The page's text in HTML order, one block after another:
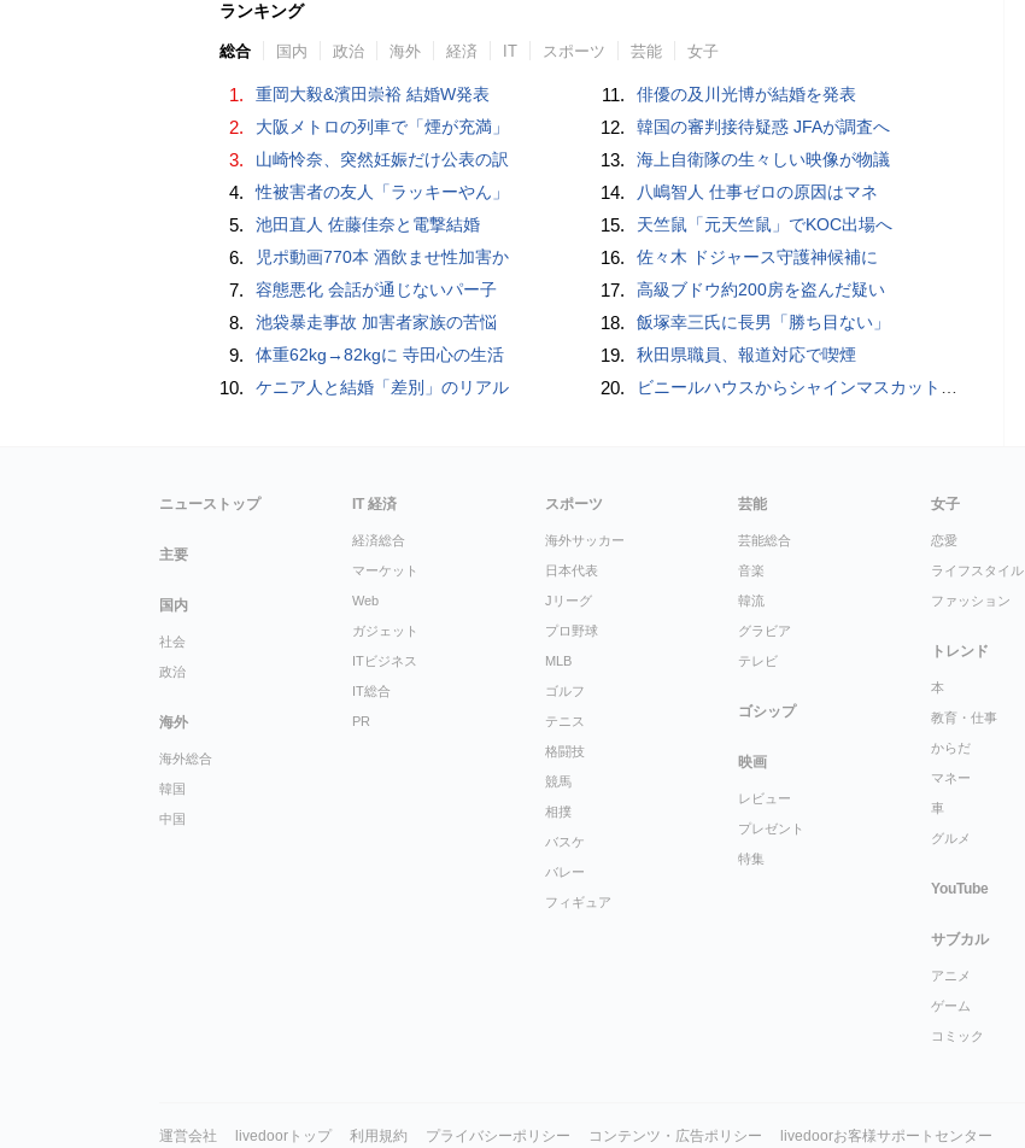
ランキング
総合 国内 政治 海外 経済 IT スポーツ 芸能 女子
1. 重岡大毅&濱田崇裕 結婚W発表
2. 大阪メトロの列車で「煙が充満」
3. 山崎怜奈、突然妊娠だけ公表の訳
4. 性被害者の友人「ラッキーやん」
5. 池田直人 佐藤佳奈と電撃結婚
6. 児ポ動画770本 酒飲ませ性加害か
7. 容態悪化 会話が通じないパー子
8. 池袋暴走事故 加害者家族の苦悩
9. 体重62kg→82kgに 寺田心の生活
10. ケニア人と結婚「差別」のリアル
11. 俳優の及川光博が結婚を発表
12. 韓国の審判接待疑惑 JFAが調査へ
13. 海上自衛隊の生々しい映像が物議
14. 八嶋智人 仕事ゼロの原因はマネ
15. 天竺鼠「元天竺鼠」でKOC出場へ
16. 佐々木 ドジャース守護神候補に
17. 高級ブドウ約200房を盗んだ疑い
18. 飯塚幸三氏に長男「勝ち目ない」
19. 秋田県職員、報道対応で喫煙
20. ビニールハウスからシャインマスカット約200房を盗んだ疑い ネットで販売か 無職の男（42）逮捕 岡山県警
ニューストップ
主要
国内
社会
政治
海外
海外総合
韓国
中国
IT 経済
経済総合
マーケット
Web
ガジェット
ITビジネス
IT総合
PR
スポーツ
海外サッカー
日本代表
Jリーグ
プロ野球
MLB
ゴルフ
テニス
格闘技
競馬
相撲
バスケ
バレー
フィギュア
芸能
芸能総合
音楽
韓流
グラビア
テレビ
ゴシップ
映画
レビュー
プレゼント
特集
女子
恋愛
ライフスタイル
ファッション
トレンド
本
教育・仕事
からだ
マネー
車
グルメ
YouTube
サブカル
アニメ
ゲーム
コミック
運営会社 livedoorトップ 利用規約 プライバシーポリシー コンテンツ・広告ポリシー livedoorお客様サポートセンター